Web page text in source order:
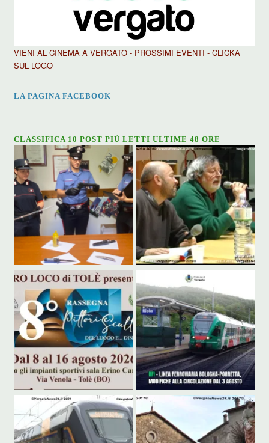
VIENI AL CINEMA A VERGATO - PROSSIMI EVENTI - CLICKA
SUL LOGO
LA PAGINA FACEBOOK
CLASSIFICA 10 POST PIÙ LETTI ULTIME 48 ORE